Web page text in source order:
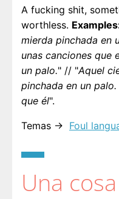
A fucking shit,
worthless.
mierda pinchada en
unas canciones que
un palo." // "Aquel
pinchada en un
que él".
Temas → Foul
Una